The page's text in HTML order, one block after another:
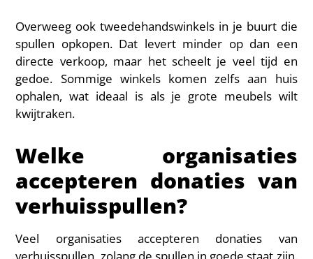
Overweeg ook tweedehandswinkels in je buurt die
spullen opkopen. Dat levert minder op dan een
directe verkoop, maar het scheelt je veel tijd en
gedoe. Sommige winkels komen zelfs aan huis
ophalen, wat ideaal is als je grote meubels wilt
kwijtraken.
Welke organisaties
accepteren donaties van
verhuisspullen?
Veel organisaties accepteren donaties van